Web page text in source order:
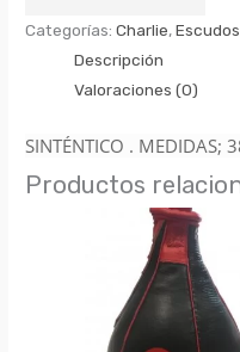
Categorías:Charlie,Escudos
Descripción
Valoraciones (0)
SINTÉNTICO . MEDIDAS;
Productos